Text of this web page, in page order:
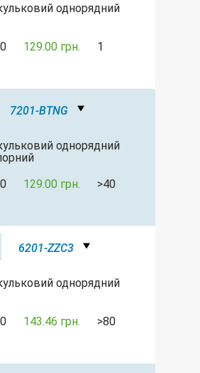
однорядний
129.00 грн. 1
7201-BTNG
однорядний
129.00 грн. >40
6201-ZZC3
однорядний
143.46 грн. >80